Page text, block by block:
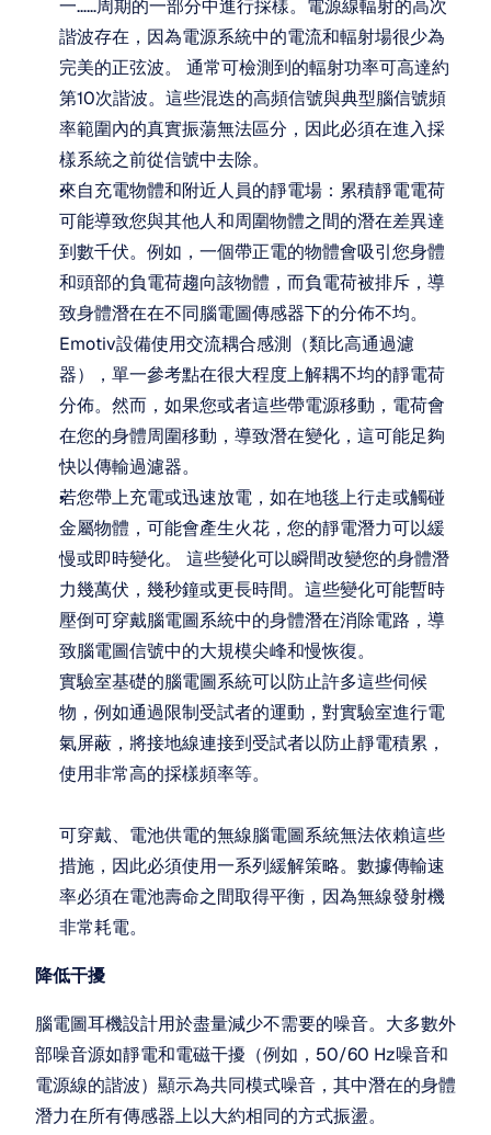
一……周期的一部分中進行採樣。電源線輻射的高次
諧波存在，因為電源系統中的電流和輻射場很少為
完美的正弦波。 通常可檢測到的輻射功率可高達約
第10次諧波。這些混迭的高頻信號與典型腦信號頻
率範圍內的真實振蕩無法區分，因此必須在進入採
樣系統之前從信號中去除。
來自充電物體和附近人員的靜電場：累積靜電電荷
可能導致您與其他人和周圍物體之間的潛在差異達
到數千伏。例如，一個帶正電的物體會吸引您身體
和頭部的負電荷趨向該物體，而負電荷被排斥，導
致身體潛在在不同腦電圖傳感器下的分佈不均。
Emotiv設備使用交流耦合感測（類比高通過濾
器），單一參考點在很大程度上解耦不均的靜電荷
分佈。然而，如果您或者這些帶電源移動，電荷會
在您的身體周圍移動，導致潛在變化，這可能足夠
快以傳輸過濾器。
若您帶上充電或迅速放電，如在地毯上行走或觸碰
金屬物體，可能會產生火花，您的靜電潛力可以緩
慢或即時變化。 這些變化可以瞬間改變您的身體潛
力幾萬伏，幾秒鐘或更長時間。這些變化可能暫時
壓倒可穿戴腦電圖系統中的身體潛在消除電路，導
致腦電圖信號中的大規模尖峰和慢恢復。
實驗室基礎的腦電圖系統可以防止許多這些伺候
物，例如通過限制受試者的運動，對實驗室進行電
氣屏蔽，將接地線連接到受試者以防止靜電積累，
使用非常高的採樣頻率等。
可穿戴、電池供電的無線腦電圖系統無法依賴這些
措施，因此必須使用一系列緩解策略。數據傳輸速
率必須在電池壽命之間取得平衡，因為無線發射機
非常耗電。
降低干擾
腦電圖耳機設計用於盡量減少不需要的噪音。大多數外
部噪音源如靜電和電磁干擾（例如，50/60 Hz噪音和
電源線的諧波）顯示為共同模式噪音，其中潛在的身體
潛力在所有傳感器上以大約相同的方式振盪。